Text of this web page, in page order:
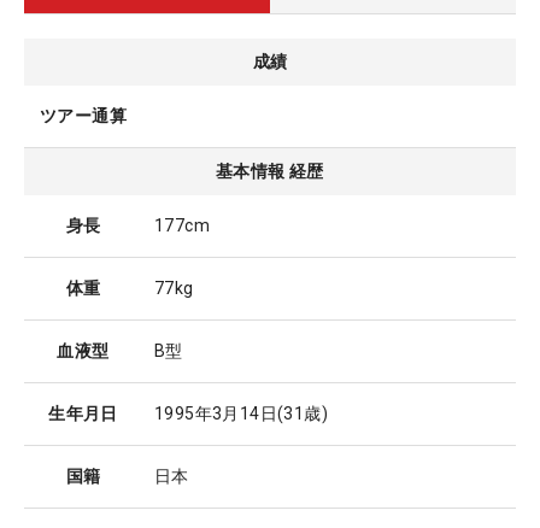
成績
ツアー通算
基本情報 経歴
身長 177cm
体重 77kg
血液型 B型
生年月日 1995年3月14日(31歳)
国籍 日本